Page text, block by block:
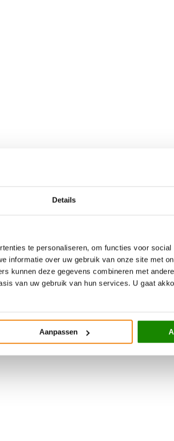
Details
te personaliseren, om functies voor
informatie over uw gebruik van onze site met
kunnen deze gegevens combineren met
van uw gebruik van hun services. U gaat
Aanpassen